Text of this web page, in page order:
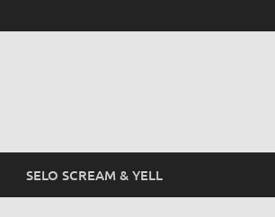
SELO SCREAM & YELL